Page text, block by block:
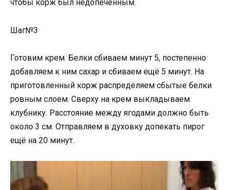
чтобы корж был недопеченным.
Шаг№3
Готовим крем. Белки сбиваем минут 5, постепенно
добавляем к ним сахар и сбиваем ещё 5 минут. На
приготовленный корж распределяем сбытые белки
ровным слоем. Сверху на крем выкладываем
клубнику. Расстояние между ягодами должно быть
около 3 см. Отправляем в духовку допекать пирог
ещё на 20 минут.